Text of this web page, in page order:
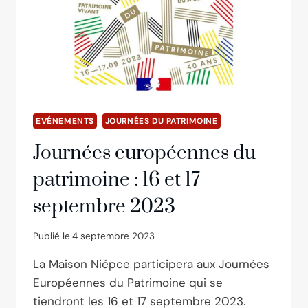
QUAI
DE
LA
PHOTO
EVÉNEMENTS JOURNÉES DU PATRIMOINE
Journées européennes du
patrimoine : 16 et 17
septembre 2023
Publié le4 septembre 2023
La Maison Niépce participera aux Journées
Européennes du Patrimoine qui se
tiendront les 16 et 17 septembre 2023.